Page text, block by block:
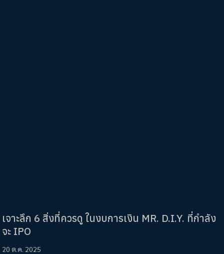
เจาะลึก 6 สิ่งที่ควรดู ในงบการเงิน MR. D.I.Y. ที่กำลัง
จะ IPO
20 ต.ค. 2025